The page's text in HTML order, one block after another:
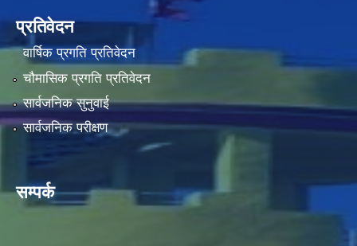
प्रतिवेदन
वार्षिक प्रगति प्रतिवेदन
चौमासिक प्रगति प्रतिवेदन
सार्वजनिक सुनुवाई
सार्वजनिक परीक्षण
सम्पर्क